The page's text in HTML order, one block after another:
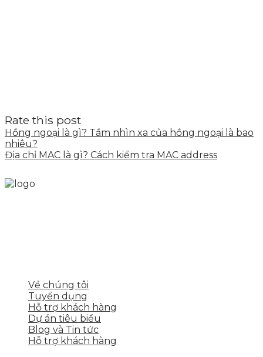
Rate this post
Hồng ngoại là gì? Tầm nhìn xa của hồng ngoại là bao
nhiêu?
Địa chỉ MAC là gì? Cách kiểm tra MAC address
Về chúng tôi
Tuyển dụng
Hỗ trợ khách hàng
Dự án tiêu biểu
Blog và Tin tức
Hỗ trợ khách hàng